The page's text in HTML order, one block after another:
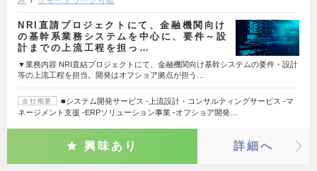
NRI直請プロジェクトにて、金融機関向け
の基幹系業務システムを中心に、要件～設
計までの上流工程を担っ…
▼業務内容 NRI直結プロジェクトにて、金融機関向け基幹システムの要件・設計
等の上流工程を担当。開発はオフショア拠点が担う…
会社概要
■システム開発サービス -上流設計・コンサルティングサービス -マ
ネージメント支援 -ERPソリューション事業 -オフショア開発…
興味あり 詳細へ